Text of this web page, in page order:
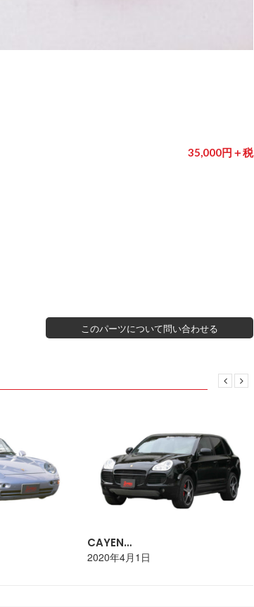
35,000円＋税
このパーツについて問い合わせる
CAYEN…
2020年4月1日